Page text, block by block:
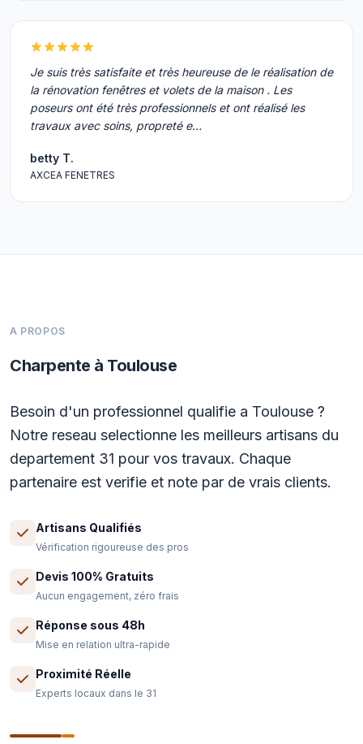
Je suis très satisfaite et très heureuse de le réalisation de
la rénovation fenêtres et volets de la maison . Les
poseurs ont été très professionnels et ont réalisé les
travaux avec soins, propreté e…
betty T.
AXCEA FENETRES
A PROPOS
Charpente à Toulouse
Besoin d'un professionnel qualifie a Toulouse ?
Notre reseau selectionne les meilleurs artisans du
departement 31 pour vos travaux. Chaque
partenaire est verifie et note par de vrais clients.
Artisans Qualifiés
Vérification rigoureuse des pros
Devis 100% Gratuits
Aucun engagement, zéro frais
Réponse sous 48h
Mise en relation ultra-rapide
Proximité Réelle
Experts locaux dans le 31